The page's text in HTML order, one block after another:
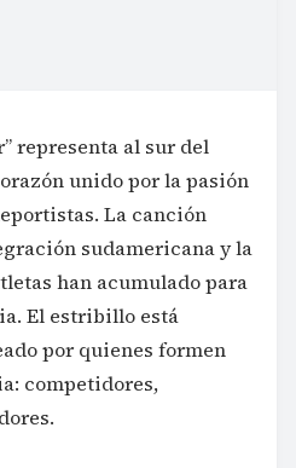
representa al sur del
unido por la pasión
La canción
sudamericana y la
han acumulado para
El estribillo está
por quienes formen
competidores,